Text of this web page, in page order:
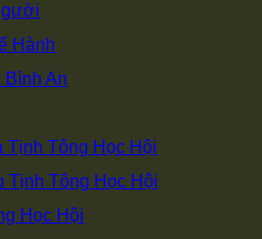
Hành
An
Tông Học Hội
Tịnh Tông Học Hội
Học Hội